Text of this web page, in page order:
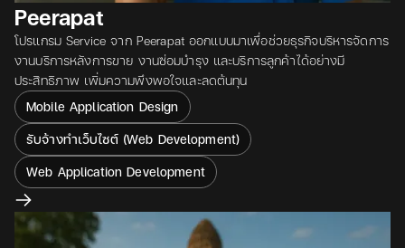
Peerapat
โปรแกรม Service จาก Peerapat ออกแบบมาเพื่อช่วยธุรกิจบริหารจัดการ
งานบริการหลังการขาย งานซ่อมบำรุง และบริการลูกค้าได้อย่างมี
ประสิทธิภาพ เพิ่มความพึงพอใจและลดต้นทุน
Mobile Application Design
รับจ้างทำเว็บไซต์ (Web Development)
Web Application Development
View project